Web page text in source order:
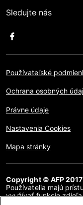
Sledujte nás
Používateľské
Ochrana osobných
Právne údaje
Nastavenia Cookies
Mapa stránky
Copyright © AFP
Používatelia majú
využívať funkcie